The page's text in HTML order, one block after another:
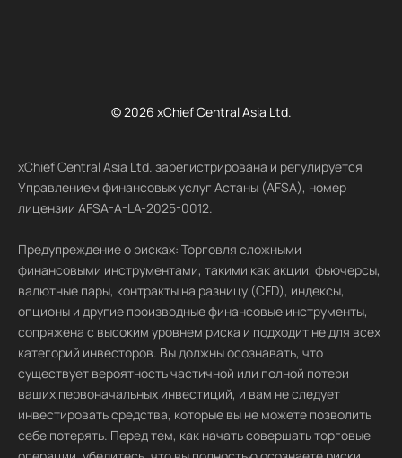
© 2026 xChief Central Asia Ltd.
xChief Central Asia Ltd. зарегистрирована и регулируется
Управлением финансовых услуг Астаны (AFSA), номер
лицензии AFSA-A-LA-2025-0012.
Предупреждение о рисках: Торговля сложными
финансовыми инструментами, такими как акции, фьючерсы,
валютные пары, контракты на разницу (CFD), индексы,
опционы и другие производные финансовые инструменты,
сопряжена с высоким уровнем риска и подходит не для всех
категорий инвесторов. Вы должны осознавать, что
существует вероятность частичной или полной потери
ваших первоначальных инвестиций, и вам не следует
инвестировать средства, которые вы не можете позволить
себе потерять. Перед тем, как начать совершать торговые